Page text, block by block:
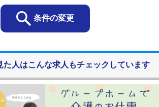
、お客様へのご連絡、関連するアフターサ
新商品や新たなサービスのご案内などに利
事業に関するお問い合わせの方の個人情
い合わせにお答えするために利用しま
いただいた資料の送付などに利用します。
の個人情報
条件の変更
た人はこんな求人もチェックしています